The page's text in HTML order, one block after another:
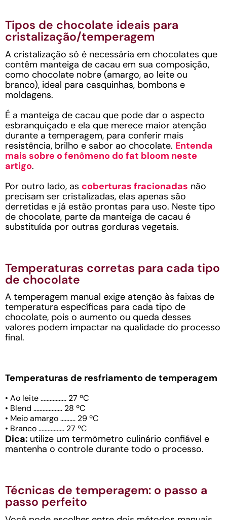
Tipos de chocolate ideais para
cristalização/temperagem
A cristalização só é necessária em chocolates que
contêm manteiga de cacau em sua composição,
como chocolate nobre (amargo, ao leite ou
branco), ideal para casquinhas, bombons e
moldagens.
É a manteiga de cacau que pode dar o aspecto
esbranquiçado e ela que merece maior atenção
durante a temperagem, para conferir mais
resistência, brilho e sabor ao chocolate. Entenda
mais sobre o fenômeno do fat bloom neste
artigo.
Por outro lado, as coberturas fracionadas não
precisam ser cristalizadas, elas apenas são
derretidas e já estão prontas para uso. Neste tipo
de chocolate, parte da manteiga de cacau é
substituída por outras gorduras vegetais.
Temperaturas corretas para cada tipo
de chocolate
A temperagem manual exige atenção às faixas de
temperatura específicas para cada tipo de
chocolate, pois o aumento ou queda desses
valores podem impactar na qualidade do processo
final.
Temperaturas de resfriamento de temperagem
• Ao leite …………….. 27 ºC
• Blend ………………. 28 ºC
• Meio amargo ………. 29 ºC
• Branco ………….…. 27 ºC
Dica: utilize um termômetro culinário confiável e
mantenha o controle durante todo o processo.
Técnicas de temperagem: o passo a
passo perfeito